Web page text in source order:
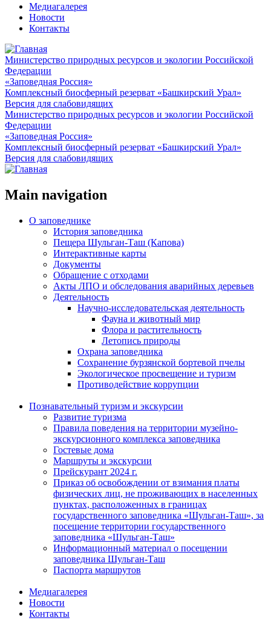
Медиагалерея
Новости
Контакты
Министерство природных ресурсов и экологии Российской
Федерации
«Заповедная Россия»
Комплексный биосферный резерват «Башкирский Урал»
Версия для слабовидящих
Министерство природных ресурсов и экологии Российской
Федерации
«Заповедная Россия»
Комплексный биосферный резерват «Башкирский Урал»
Версия для слабовидящих
Main navigation
О заповеднике
История заповедника
Пещера Шульган-Таш (Капова)
Интерактивные карты
Документы
Обращение с отходами
Акты ЛПО и обследования аварийных деревьев
Деятельность
Научно-исследовательская деятельность
Фауна и животный мир
Флора и растительность
Летопись природы
Охрана заповедника
Сохранение бурзянской бортевой пчелы
Экологическое просвещение и туризм
Противодействие коррупции
Познавательный туризм и экскурсии
Развитие туризма
Правила поведения на территории музейно-
экскурсионного комплекса заповедника
Гостевые дома
Маршруты и экскурсии
Прейскурант 2024 г.
Приказ об освобождении от взимания платы
физических лиц, не проживающих в населенных
пунктах, расположенных в границах
государственного заповедника «Шульган-Таш», за
посещение территории государственного
заповедника «Шульган-Таш»
Информационный материал о посещении
заповедника Шульган-Таш
Паспорта маршрутов
Медиагалерея
Новости
Контакты